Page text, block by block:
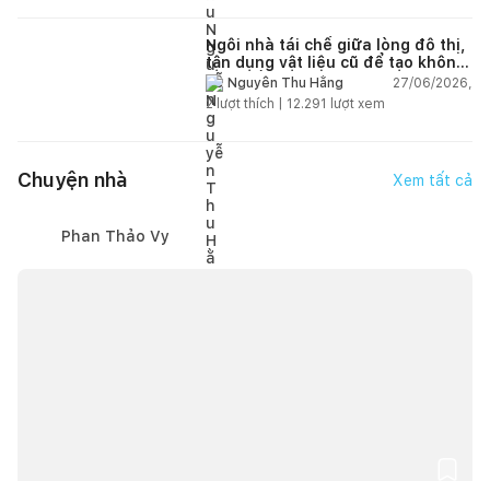
Ngôi nhà tái chế giữa lòng đô thị,
tận dụng vật liệu cũ để tạo không
gian sống linh hoạt
Nguyễn Thu Hằng
27/06/2026,
2lượt thích | 12.291 lượt xem
Chuyện nhà Xem tất cả
Phan Thảo Vy